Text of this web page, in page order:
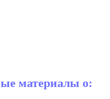
материалы о: